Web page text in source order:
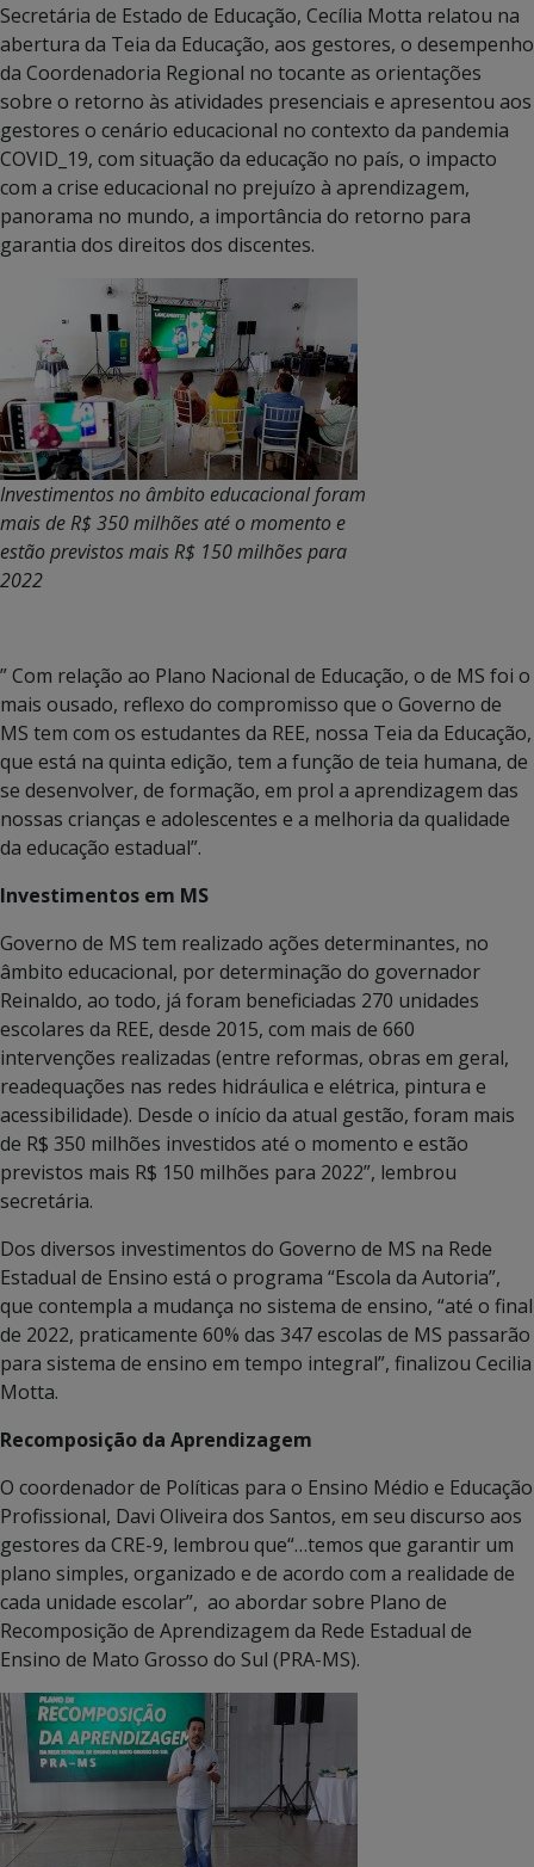
Secretária de Estado de Educação, Cecília Motta relatou na
abertura da Teia da Educação, aos gestores, o desempenho
da Coordenadoria Regional no tocante as orientações
sobre o retorno às atividades presenciais e apresentou aos
gestores o cenário educacional no contexto da pandemia
COVID_19, com situação da educação no país, o impacto
com a crise educacional no prejuízo à aprendizagem,
panorama no mundo, a importância do retorno para
garantia dos direitos dos discentes.
Investimentos no âmbito educacional foram
mais de R$ 350 milhões até o momento e
estão previstos mais R$ 150 milhões para
2022
” Com relação ao Plano Nacional de Educação, o de MS foi o
mais ousado, reflexo do compromisso que o Governo de
MS tem com os estudantes da REE, nossa Teia da Educação,
que está na quinta edição, tem a função de teia humana, de
se desenvolver, de formação, em prol a aprendizagem das
nossas crianças e adolescentes e a melhoria da qualidade
da educação estadual”.
Investimentos em MS
Governo de MS tem realizado ações determinantes, no
âmbito educacional, por determinação do governador
Reinaldo, ao todo, já foram beneficiadas 270 unidades
escolares da REE, desde 2015, com mais de 660
intervenções realizadas (entre reformas, obras em geral,
readequações nas redes hidráulica e elétrica, pintura e
acessibilidade). Desde o início da atual gestão, foram mais
de R$ 350 milhões investidos até o momento e estão
previstos mais R$ 150 milhões para 2022”, lembrou
secretária.
Dos diversos investimentos do Governo de MS na Rede
Estadual de Ensino está o programa “Escola da Autoria”,
que contempla a mudança no sistema de ensino, “até o final
de 2022, praticamente 60% das 347 escolas de MS passarão
para sistema de ensino em tempo integral”, finalizou Cecilia
Motta.
Recomposição da Aprendizagem
O coordenador de Políticas para o Ensino Médio e Educação
Profissional, Davi Oliveira dos Santos, em seu discurso aos
gestores da CRE-9, lembrou que“…temos que garantir um
plano simples, organizado e de acordo com a realidade de
cada unidade escolar”, ao abordar sobre Plano de
Recomposição de Aprendizagem da Rede Estadual de
Ensino de Mato Grosso do Sul (PRA-MS).